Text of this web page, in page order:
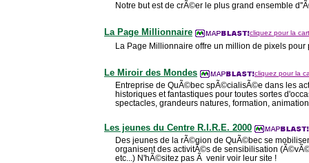
Notre but est de crÃ©er le plus grand ensemble
La Page Millionnaire cliquez pour la
La Page Millionnaire offre un million de pixels pour
Le Miroir des Mondes cliquez pour la
Entreprise de QuÃ©bec spÃ©cialisÃ©e dans les
historiques et fantastiques pour toutes sortes
spectacles, grandeurs natures, formation,
Les jeunes du Centre R.I.R.E. 2000
Des jeunes de la rÃ©gion de QuÃ©bec se
organisent des activitÃ©s de sensibilisation
etc...) N'hÃ©sitez pas Ã venir voir leur site !